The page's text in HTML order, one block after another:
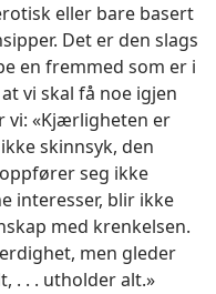
eller bare basert
Det er den slags
en fremmed som er i
vi skal få noe igjen
vi: «Kjærligheten er
skinnsyk, den
seg ikke
interesser, blir ikke
med krenkelsen.
men gleder
. . . utholder alt.»